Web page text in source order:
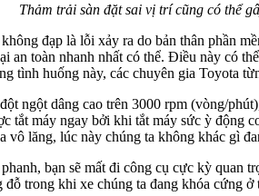
Thảm trải sàn đặt sai vị trí cũng có thể
đạp là lỗi xảy ra do bản thân phần
an toàn nhanh nhất có thể. Điều này có
tình huống này, các chuyên gia Toyota
ngột dâng cao trên 3000 rpm (vòng/
tắt máy ngay bởi khi tắt máy sức ỳ
lăng, lúc này chúng ta không khác gì
bạn sẽ mất đi công cụ cực kỳ
trong khi xe chúng ta đang khóa cứng ở